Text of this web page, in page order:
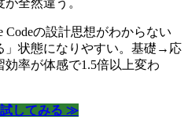
Codeの設計思想がわからない
」状態になりやすい。基礎→応
率が体感で1.5倍以上変わ
試してみる ≫